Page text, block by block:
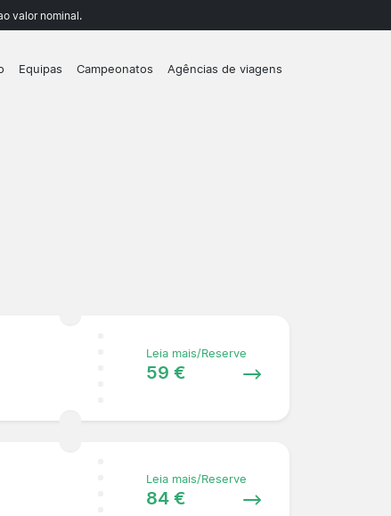
valor nominal.
Equipas Campeonatos Agências de viagens
Leia mais/Reserve
59 €
Leia mais/Reserve
84 €